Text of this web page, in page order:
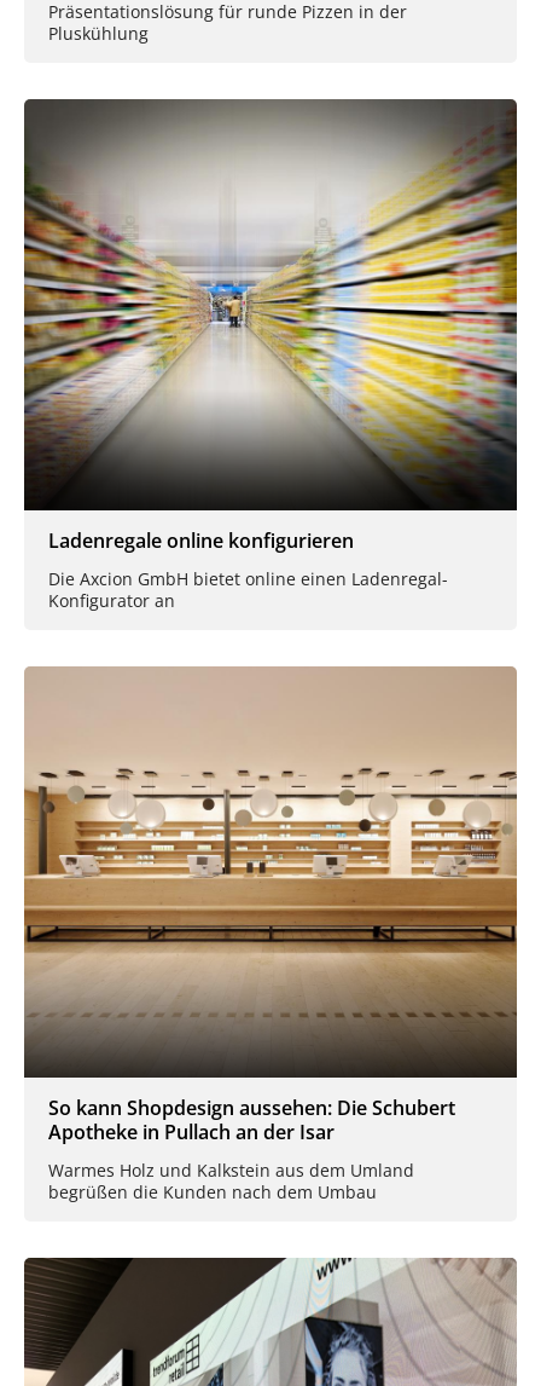
Präsentationslösung für runde Pizzen in der
Pluskühlung
Ladenregale online konfigurieren
Die Axcion GmbH bietet online einen Ladenregal-
Konfigurator an
So kann Shopdesign aussehen: Die Schubert
Apotheke in Pullach an der Isar
Warmes Holz und Kalkstein aus dem Umland
begrüßen die Kunden nach dem Umbau